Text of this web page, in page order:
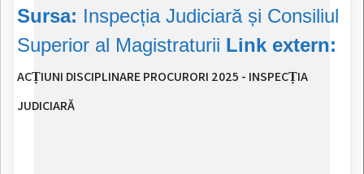
Sursa: Inspecția Judiciară și Consiliul
Superior al Magistraturii Link extern:
ACȚIUNI DISCIPLINARE PROCURORI 2025 - INSPECȚIA
JUDICIARĂ